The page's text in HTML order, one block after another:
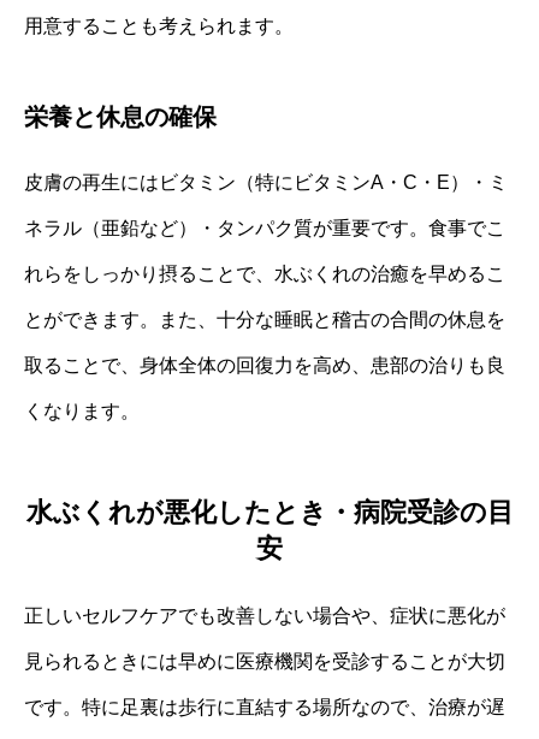
用意することも考えられます。
栄養と休息の確保
皮膚の再生にはビタミン（特にビタミンA・C・E）・ミ
ネラル（亜鉛など）・タンパク質が重要です。食事でこ
れらをしっかり摂ることで、水ぶくれの治癒を早めるこ
とができます。また、十分な睡眠と稽古の合間の休息を
取ることで、身体全体の回復力を高め、患部の治りも良
くなります。
水ぶくれが悪化したとき・病院受診の目
安
正しいセルフケアでも改善しない場合や、症状に悪化が
見られるときには早めに医療機関を受診することが大切
です。特に足裏は歩行に直結する場所なので、治療が遅